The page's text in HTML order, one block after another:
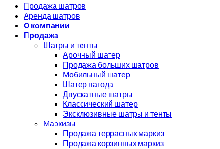
Продажа шатров
Аренда шатров
О компании
Продажа
Шатры и тенты
Арочный шатер
Продажа больших шатров
Мобильный шатер
Шатер пагода
Двускатные шатры
Классический шатер
Эксклюзивные шатры и тенты
Маркизы
Продажа террасных маркиз
Продажа корзинных маркиз